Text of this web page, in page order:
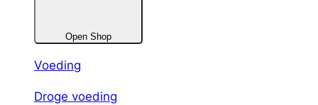
Open Shop
Voeding
Droge voeding